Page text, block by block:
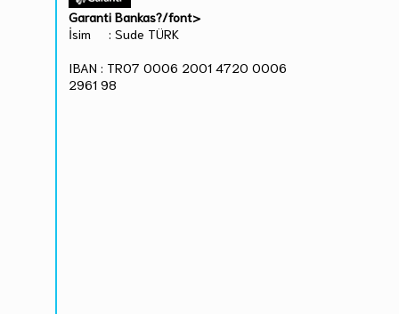
Garanti Bankas?/font>
İsim : Sude TÜRK
IBAN : TR07 0006 2001 4720 0006
2961 98